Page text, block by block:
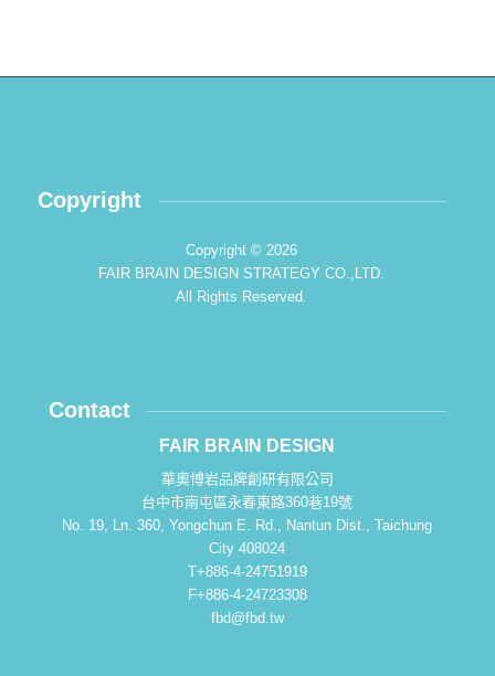
Copyright
Copyright © 2026
FAIR BRAIN DESIGN STRATEGY CO.,LTD.
All Rights Reserved.
Contact
FAIR BRAIN DESIGN
華奧博岩品牌創研有限公司
台中市南屯區永春東路360巷19號
No. 19, Ln. 360, Yongchun E. Rd., Nantun Dist., Taichung
City 408024
T+886-4-24751919
F+886-4-24723308
fbd@fbd.tw